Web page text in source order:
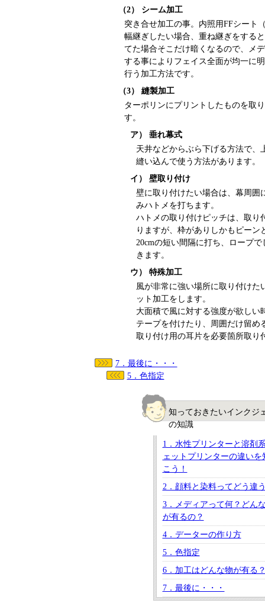
（2） シーム加工
突き合せ加工の事。内照用FFシート
幅継ぎしたい場合、重ね継ぎをする
てた場合そこだけ暗くなるので、メ
する事によりフェイス全面が均一に
行う加工方法です。
（3） 縫製加工
ターポリンにプリントしたものを取
す。
ア） 垂れ幕式
天井などからぶら下げる方法で、
縫い込んで使う方法があります。
イ） 壁取り付け
壁に取り付けたい場合は、幕周囲
みハトメを打ちます。
ハトメの取り付けピッチは、取り
りますが、枠がありしかもピーン
20cmの短い間隔に打ち、ロープ
きます。
ウ） 特殊加工
風が非常に強い場所に取り付けた
ット加工をします。
大面積で風に対する強度が欲しい
テープを付けたり、周囲だけ留め
取り付け用の耳片を必要箇所取り
7．最後に・・・
5．色指定
知っておきたいインクジ
の知識
1．水性プリンターと溶剤
ェットプリンターの違いを
こう！
2．顔料と染料ってどう違
3．メディアって何？どん
が有るの？
4．データーの作り方
5．色指定
6．加工はどんな物が有る
7．最後に・・・